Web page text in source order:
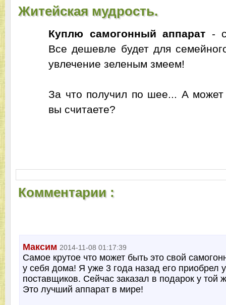
Житейская мудрость.
Куплю самогонный аппарат -
Все дешевле будет для
увлечение зеленым змеем!
За что получил по шее... А
вы считаете?
Комментарии :
Максим 2014-11-08 01:17:39
Самое крутое что может быть это свой
у себя дома! Я уже 3 года назад его приобрел у
поставщиков. Сейчас заказал в подарок у той
Это лучший аппарат в мире!